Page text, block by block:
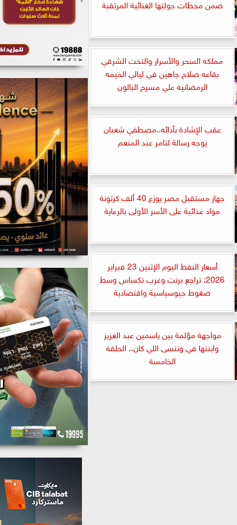
ضمن محطات جولتها الغنائية المرتقبة
مملكه السحر والأسرار والتخت الشرقي
بقاعه صلاح جاهين في ليالي الخيمه
الرمضانيه علي مسرح البالون
عقب الإشادة بأدائه..مصطفي شعبان
يوجه رسالة لتامر عبد المنعم
جهاز مستقبل مصر يوزع 40 ألف كرتونة
مواد غذائية على الأسر الأولى بالرعاية
أسعار النفط اليوم الإثنين 23 فبراير
2026: تراجع برنت وغرب تكساس وسط
ضغوط جيوسياسية واقتصادية
مواجهة مؤلمة بين ياسمين عبد العزيز
وابنتها في وننسى اللي كان.. الحلقة
الخامسة